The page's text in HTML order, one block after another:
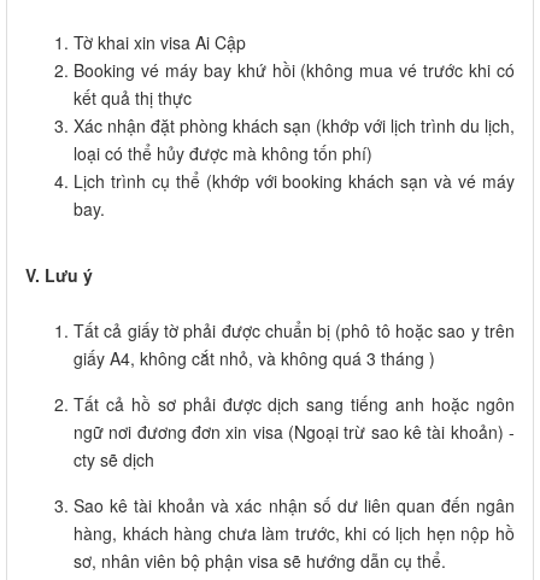
Tờ khai xin visa Ai Cập
Booking vé máy bay khứ hồi (không mua vé trước khi có
kết quả thị thực
Xác nhận đặt phòng khách sạn (khớp với lịch trình du lịch,
loại có thể hủy được mà không tốn phí)
Lịch trình cụ thể (khớp với booking khách sạn và vé máy
bay.
V. Lưu ý
Tất cả giấy tờ phải được chuẩn bị (phô tô hoặc sao y trên
giấy A4, không cắt nhỏ, và không quá 3 tháng )
Tất cả hồ sơ phải được dịch sang tiếng anh hoặc ngôn
ngữ nơi đương đơn xin visa (Ngoại trừ sao kê tài khoản) -
cty sẽ dịch
Sao kê tài khoản và xác nhận số dư liên quan đến ngân
hàng, khách hàng chưa làm trước, khi có lịch hẹn nộp hồ
sơ, nhân viên bộ phận visa sẽ hướng dẫn cụ thể.